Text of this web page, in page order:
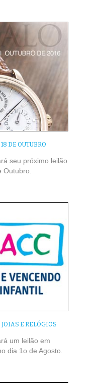
DE OUTUBRO
seu próximo leilão
E RELÓGIOS
um leilão em
dia 1o de Agosto.